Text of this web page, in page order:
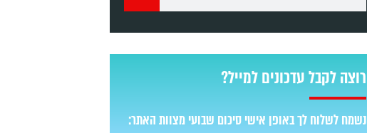
רוצה לקבל עדכונים למייל?
נשמח לשלוח לך באופן אישי סיכום שבועי מצוות האתר: